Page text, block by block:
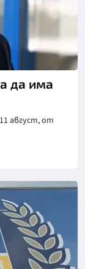
да има
август, от